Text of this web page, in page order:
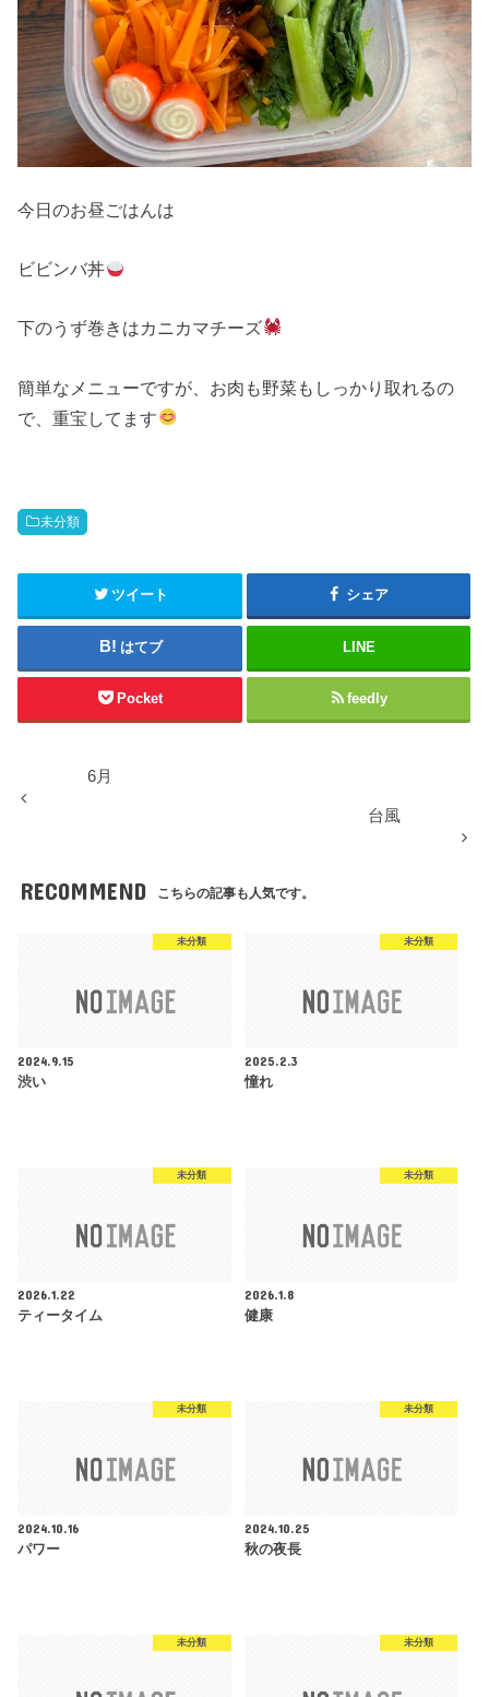
今日のお昼ごはんは
ビビンバ丼
下のうず巻きはカニカマチーズ
簡単なメニューですが、お肉も野菜もしっかり取れるの
で、重宝してます
未分類
ツイート シェア
はてブ LINE
Pocket feedly
6月
台風
RECOMMEND こちらの記事も人気です。
未分類
2024.9.15
渋い
未分類
2025.2.3
憧れ
未分類
2026.1.22
ティータイム
未分類
2026.1.8
健康
未分類
2024.10.16
パワー
未分類
2024.10.25
秋の夜長
未分類 未分類